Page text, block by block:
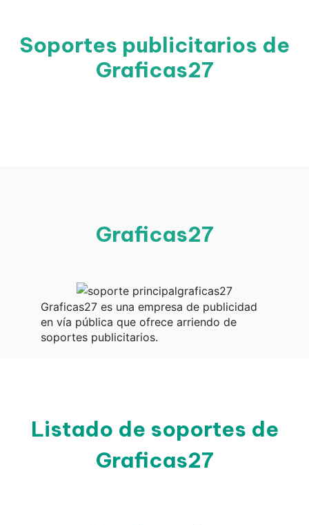
Soportes publicitarios de
Graficas27
Graficas27
Graficas27 es una empresa de publicidad
en vía pública que ofrece arriendo de
soportes publicitarios.
Listado de soportes de
Graficas27